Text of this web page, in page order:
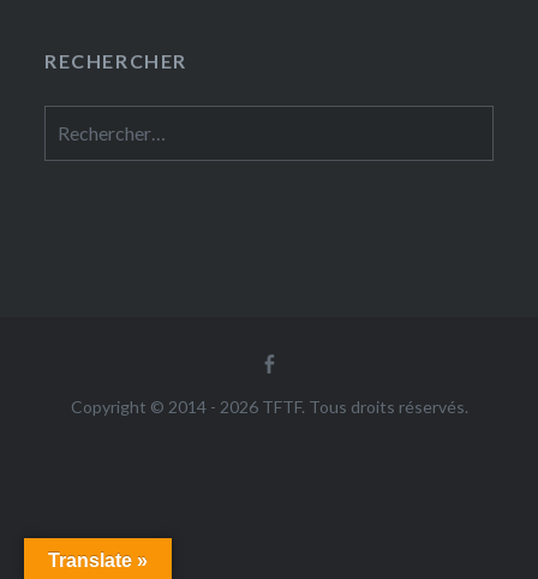
RECHERCHER
Copyright © 2014 - 2026 TFTF. Tous droits réservés.
Translate »